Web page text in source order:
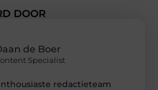
DOOR
de Boer
Specialist
redactieteam